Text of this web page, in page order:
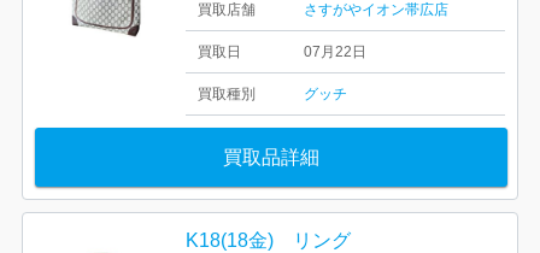
買取店舗 さすがやイオン帯広店
買取日 07月22日
買取種別 グッチ
買取品詳細
K18(18金) リング